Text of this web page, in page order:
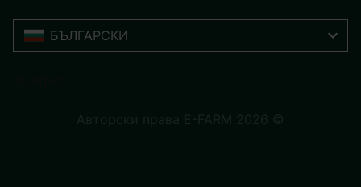
БЪЛГАРСКИ